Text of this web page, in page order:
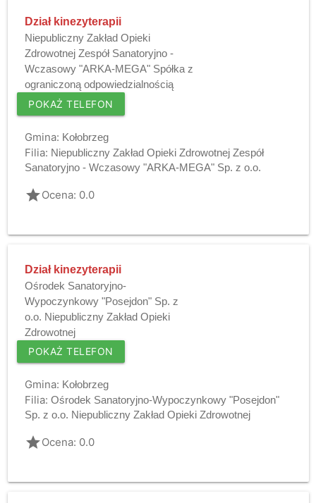
Dział kinezyterapii
Niepubliczny Zakład Opieki
Zdrowotnej Zespół Sanatoryjno -
Wczasowy "ARKA-MEGA" Spółka z
ograniczoną odpowiedzialnością
POKAŻ TELEFON
Gmina: Kołobrzeg
Filia: Niepubliczny Zakład Opieki Zdrowotnej Zespół
Sanatoryjno - Wczasowy "ARKA-MEGA" Sp. z o.o.
gradeOcena: 0.0
Dział kinezyterapii
Ośrodek Sanatoryjno-
Wypoczynkowy "Posejdon" Sp. z
o.o. Niepubliczny Zakład Opieki
Zdrowotnej
POKAŻ TELEFON
Gmina: Kołobrzeg
Filia: Ośrodek Sanatoryjno-Wypoczynkowy "Posejdon"
Sp. z o.o. Niepubliczny Zakład Opieki Zdrowotnej
gradeOcena: 0.0